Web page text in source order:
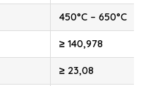
450°C – 650°C
≥ 140,978
≥ 23,08